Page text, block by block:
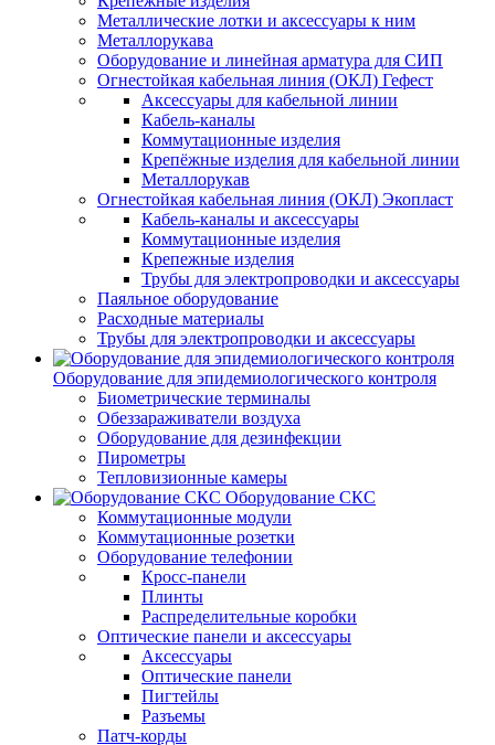
Металлические лотки и аксессуары к ним
Металлорукава
Оборудование и линейная арматура для СИП
Огнестойкая кабельная линия (ОКЛ) Гефест
Аксессуары для кабельной линии
Кабель-каналы
Коммутационные изделия
Крепёжные изделия для кабельной линии
Металлорукав
Огнестойкая кабельная линия (ОКЛ) Экопласт
Кабель-каналы и аксессуары
Коммутационные изделия
Крепежные изделия
Трубы для электропроводки и аксессуары
Паяльное оборудование
Расходные материалы
Трубы для электропроводки и аксессуары
Оборудование для эпидемиологического контроля
Биометрические терминалы
Обеззараживатели воздуха
Оборудование для дезинфекции
Пирометры
Тепловизионные камеры
Оборудование СКС
Коммутационные модули
Коммутационные розетки
Оборудование телефонии
Кросс-панели
Плинты
Распределительные коробки
Оптические панели и аксессуары
Аксессуары
Оптические панели
Пигтейлы
Разъемы
Патч-корды